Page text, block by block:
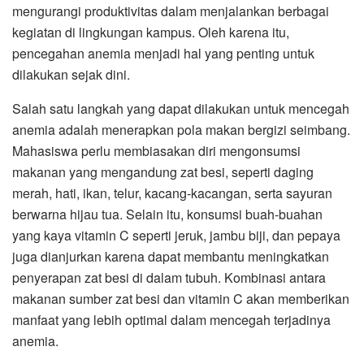
mengurangi produktivitas dalam menjalankan berbagai
kegiatan di lingkungan kampus. Oleh karena itu,
pencegahan anemia menjadi hal yang penting untuk
dilakukan sejak dini.
Salah satu langkah yang dapat dilakukan untuk mencegah
anemia adalah menerapkan pola makan bergizi seimbang.
Mahasiswa perlu membiasakan diri mengonsumsi
makanan yang mengandung zat besi, seperti daging
merah, hati, ikan, telur, kacang-kacangan, serta sayuran
berwarna hijau tua. Selain itu, konsumsi buah-buahan
yang kaya vitamin C seperti jeruk, jambu biji, dan pepaya
juga dianjurkan karena dapat membantu meningkatkan
penyerapan zat besi di dalam tubuh. Kombinasi antara
makanan sumber zat besi dan vitamin C akan memberikan
manfaat yang lebih optimal dalam mencegah terjadinya
anemia.